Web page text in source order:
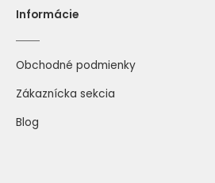
Informácie
Obchodné podmienky
Zákaznícka sekcia
Blog